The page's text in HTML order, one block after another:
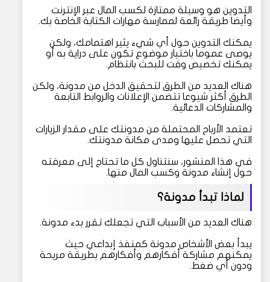
التدوين هو وسيلة ممتازة لكسب المال عبر الإنترنت
وأيضا طريقة رائعة لممارسة مهارات الكتابة الخاصة بك.
يمكنك التدوين حول أي شيء يثير اهتمامك، ولكن
يوصى عموما باختيار موضوع تكون على دراية به أو
يمكنك تخصيص وقت للبحث بانتظام.
هناك العديد من الطرق لتحقيق الدخل من مدونة، ولكن
الطرق أكثر شيوعا تتضمن الإعلانات والروابط التابعة
والمشاركات الدعائية.
تعتمد الأرباح المحتملة من مدونتك على مقدار الزيارات
التي تحصل عليها ومدى مكانة مدونتك.
في هذا المنشور، سنتناول كل ما تحتاج إلى معرفته
حول إنشاء مدونة وكسب المال منها.
لماذا تبدأ مدونة؟
هناك العديد من الأسباب التي تجعلك تقرر بدء مدونة.
يبدأ بعض الأشخاص مدونة كمنفذ إبداعي حيث
يمكنهم مشاركة أفكارهم وأفكارهم بطريقة مريحة
ودون أي ضغط.